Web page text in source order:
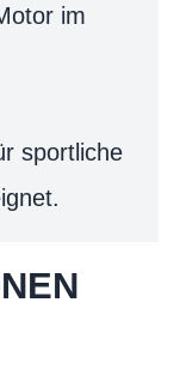
im
sportliche